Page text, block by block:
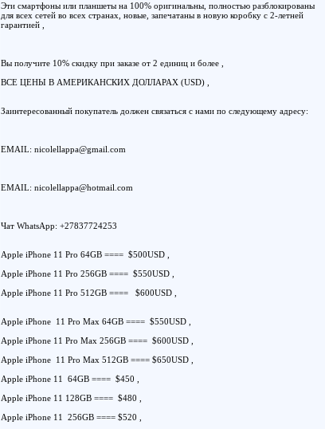
Эти смартфоны или планшеты на 100% оригинальны, полностью разблокированы
для всех сетей во всех странах, новые, запечатаны в новую коробку с 2-летней
гарантией ,
Вы получите 10% скидку при заказе от 2 единиц и более ,
ВСЕ ЦЕНЫ В АМЕРИКАНСКИХ ДОЛЛАРАХ (USD) ,
Заинтересованный покупатель должен связаться с нами по следующему адресу:
EMAIL: nicolellappa@gmail.com
EMAIL: nicolellappa@hotmail.com
Чат WhatsApp: +27837724253
Apple iPhone 11 Pro 64GB ==== $500USD ,
Apple iPhone 11 Pro 256GB ==== $550USD ,
Apple iPhone 11 Pro 512GB ==== $600USD ,
Apple iPhone 11 Pro Max 64GB ==== $550USD ,
Apple iPhone 11 Pro Max 256GB ==== $600USD ,
Apple iPhone 11 Pro Max 512GB ==== $650USD ,
Apple iPhone 11 64GB ==== $450 ,
Apple iPhone 11 128GB ==== $480 ,
Apple iPhone 11 256GB ==== $520 ,